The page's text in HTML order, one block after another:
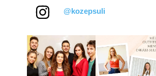
@kozepsuli